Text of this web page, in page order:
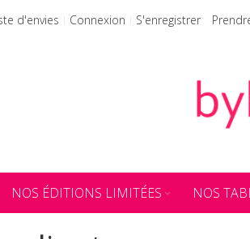
d'envies Connexion S'enregistrer
NOS ÉDITIONS LIMITÉES NOS